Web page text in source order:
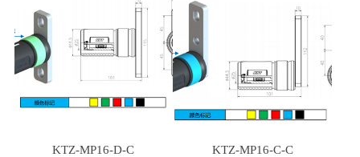
KTZ-MP16-D-C KTZ-MP16-C-C